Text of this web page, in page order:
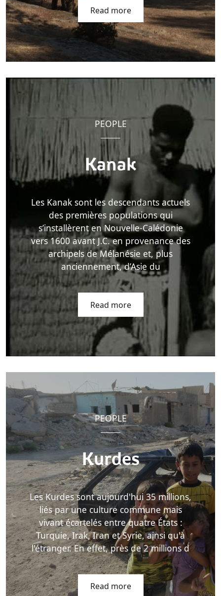
Read more
PEOPLE
Kanak
Les Kanak sont les descendants actuels
des premières populations qui
s’installèrent en Nouvelle-Calédonie
vers 1600 avant J.C. en provenance des
archipels de Mélanésie et, plus
anciennement, d’Asie du
Read more
PEOPLE
Kurdes
Les Kurdes sont aujourd'hui 35 millions,
liés par une culture commune mais
vivant écartelés entre quatre États :
Turquie, Irak, Iran et Syrie, ainsi qu'à
l'étranger. En effet, près de 2 millions d
Read more